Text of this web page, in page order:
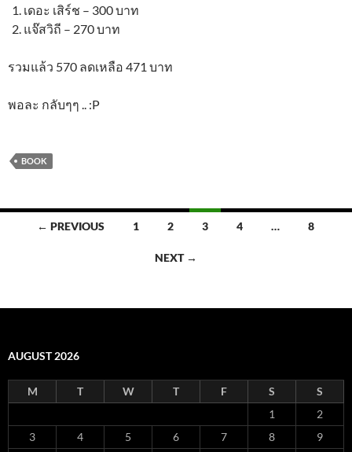
เดอะ เสิร์ช – 300 บาท
แจ๊สวิถี – 270 บาท
รวมแล้ว 570 ลดเหลือ 471 บาท
พอละ กลับๆๆ .. :P
BOOK
Posts← PREVIOUS 1 2 3 4 … 8
NEXT →
AUGUST 2026
M T W T F S
S
1
2
3
4 5 6 7 8
9